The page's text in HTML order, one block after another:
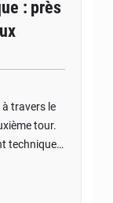
: près
travers le
tour.
technique…